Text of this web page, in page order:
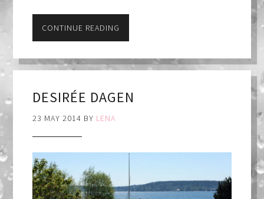
CONTINUE READING
DESIRÉE DAGEN
23 MAY 2014 BY LENA